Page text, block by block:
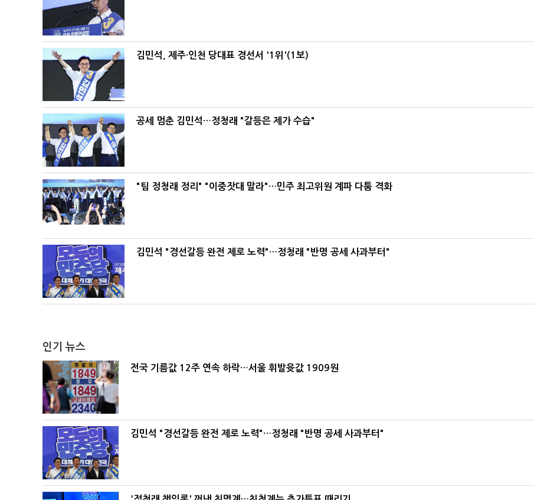
김민석, 제주·인천 당대표 경선서 '1위'(1보)
공세 멈춘 김민석…정청래 "갈등은 제가 수습"
"팀 정청래 정리" "이중잣대 말라"…민주 최고위원 계파 다툼 격화
김민석 "경선갈등 완전 제로 노력"…정청래 "반명 공세 사과부터"
인기 뉴스
전국 기름값 12주 연속 하락…서울 휘발윳값 1909원
김민석 "경선갈등 완전 제로 노력"…정청래 "반명 공세 사과부터"